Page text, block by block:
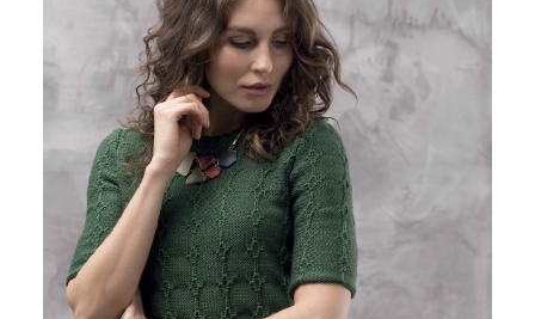
COTTOLANA 4-PLY